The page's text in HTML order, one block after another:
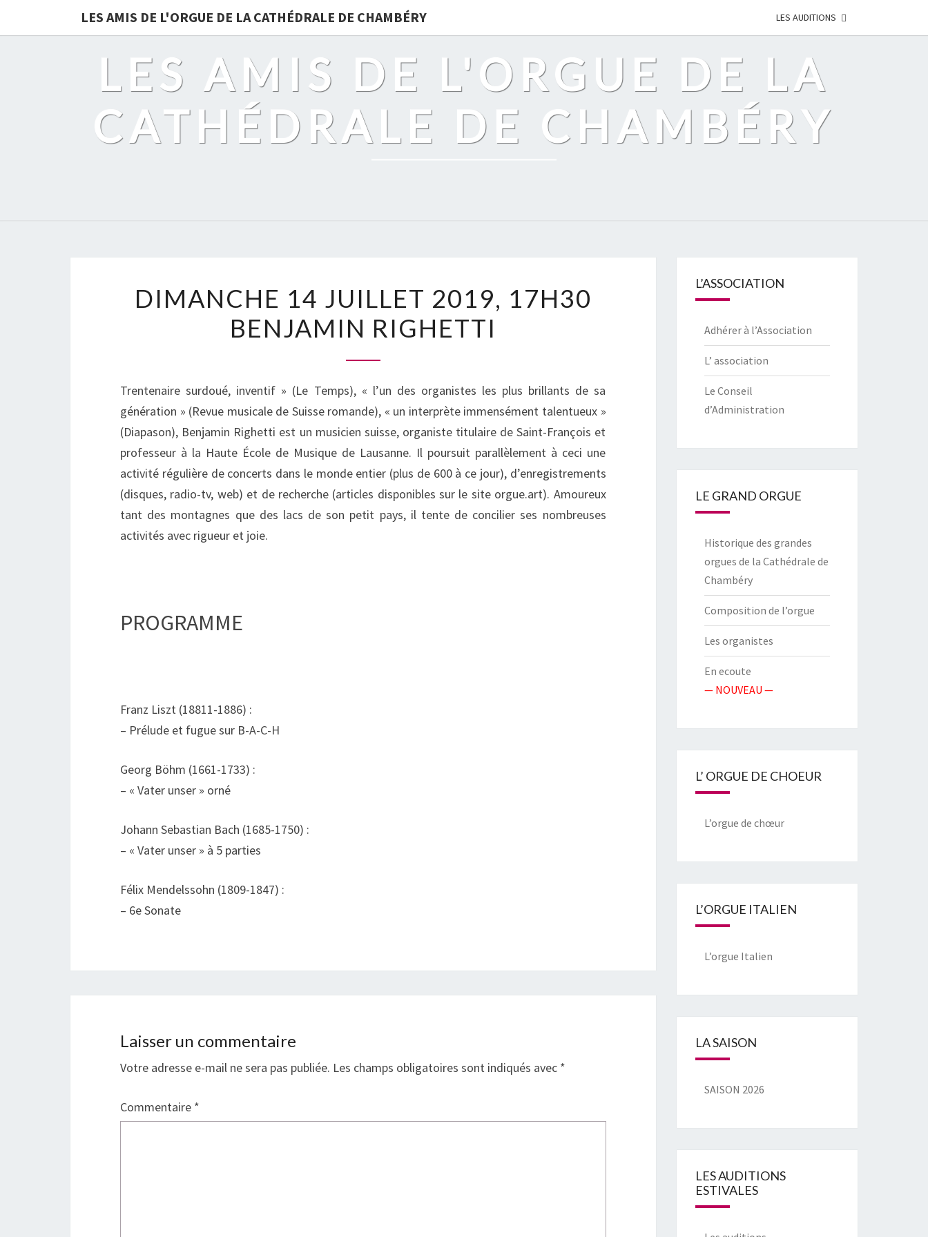
LES AMIS DE L'ORGUE DE LA CATHÉDRALE DE CHAMBÉRY LES AUDITIONS
LES AMIS DE L'ORGUE DE LA
CATHÉDRALE DE CHAMBÉRY
JUILLET
2019,
17H30
BENJAMIN
RIGHETTI
DIMANCHE 14 JUILLET 2019, 17H30
BENJAMIN RIGHETTI
Trentenaire surdoué, inventif » (Le Temps), « l’un des organistes les plus brillants de sa
génération » (Revue musicale de Suisse romande), « un interprète immensément talentueux »
(Diapason), Benjamin Righetti est un musicien suisse, organiste titulaire de Saint-François et
professeur à la Haute École de Musique de Lausanne. Il poursuit parallèlement à ceci une
activité régulière de concerts dans le monde entier (plus de 600 à ce jour), d’enregistrements
(disques, radio-tv, web) et de recherche (articles disponibles sur le site orgue.art). Amoureux
tant des montagnes que des lacs de son petit pays, il tente de concilier ses nombreuses
activités avec rigueur et joie.
PROGRAMME
Franz Liszt (18811-1886) :
– Prélude et fugue sur B-A-C-H
Georg Böhm (1661-1733) :
– « Vater unser » orné
Johann Sebastian Bach (1685-1750) :
– « Vater unser » à 5 parties
Félix Mendelssohn (1809-1847) :
– 6e Sonate
Laisser un commentaire
Votre adresse e-mail ne sera pas publiée. Les champs obligatoires sont indiqués avec *
Commentaire *
L’ASSOCIATION
Adhérer à l’Association
L’ association
Le Conseil
d’Administration
LE GRAND ORGUE
Historique des grandes
orgues de la Cathédrale de
Chambéry
Composition de l’orgue
Les organistes
En ecoute
— NOUVEAU —
L’ ORGUE DE CHOEUR
L’orgue de chœur
L’ORGUE ITALIEN
L’orgue Italien
LA SAISON
SAISON 2026
LES AUDITIONS
ESTIVALES